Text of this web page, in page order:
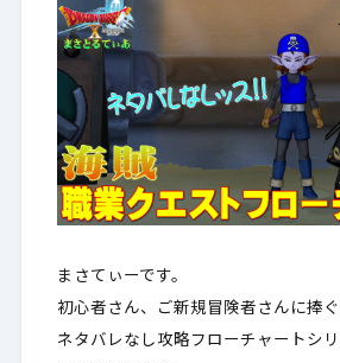
まさてぃーです。
初心者さん、ご新規冒険者さんに捧
ネタバレなし攻略フローチャートシリ